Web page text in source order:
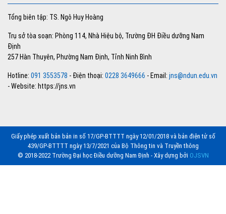
Tổng biên tập: TS. Ngô Huy Hoàng
Trụ sở tòa soạn: Phòng 114, Nhà Hiệu bộ, Trường ĐH Điều dưỡng Nam
Định
257 Hàn Thuyên, Phường Nam Định, Tỉnh Ninh Bình
Hotline: 091 3553578 - Điện thoại: 0228 3649666 - Email: jns@ndun.edu.vn
- Website: https://jns.vn
Giấy phép xuất bản bản in số 17/GP-BTTTT ngày 12/01/2018 và bản điện tử số
439/GP-BTTTT ngày 13/7/2021 của Bộ Thông tin và Truyền thông
© 2018-2022 Trường Đại học Điều dưỡng Nam Định - Xây dựng bởi OJSVN